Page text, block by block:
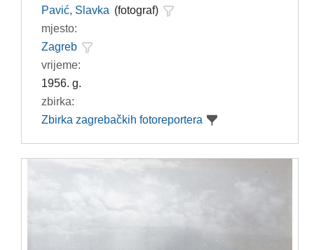
Pavić, Slavka (fotograf)
mjesto:
Zagreb
vrijeme:
1956. g.
zbirka:
Zbirka zagrebačkih fotoreportera